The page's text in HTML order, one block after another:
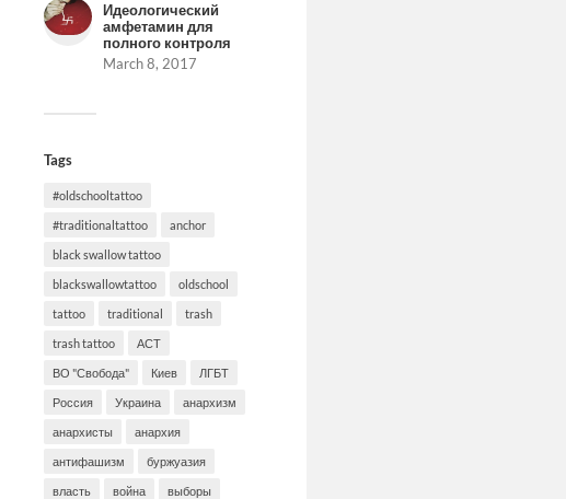
Идеологический
амфетамин для
полного контроля
March 8, 2017
Tags
#oldschooltattoo
#traditionaltattoo anchor
black swallow tattoo
blackswallowtattoo oldschool
tattoo traditional trash
trash tattoo АСТ
ВО "Свобода" Киев ЛГБТ
Россия Украина анархизм
анархисты анархия
антифашизм буржуазия
власть война выборы